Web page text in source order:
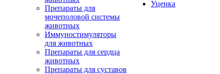
Препараты для
мочеполовой системы
животных
Иммуностимуляторы
для животных
Препараты для сердца
животных
Препараты для суставов
Уценка